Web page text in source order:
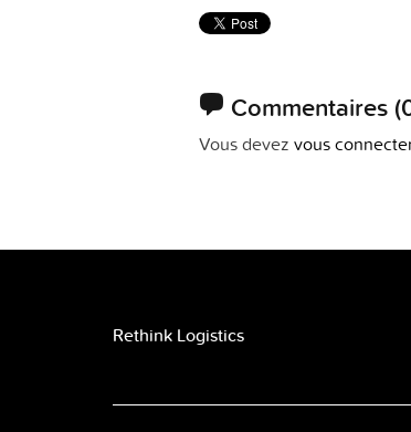
Commentaires
Vous devez vous
Rethink Logistics